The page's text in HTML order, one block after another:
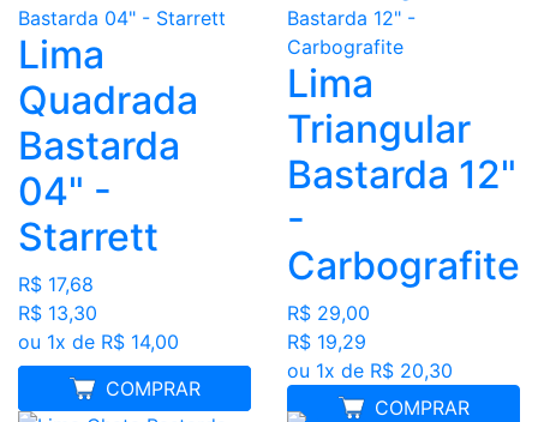
Lima
Quadrada
Bastarda
04" -
Starrett
R$ 17,68
R$ 13,30
ou 1x de R$ 14,00
COMPRAR
MELHOR PREÇO
Lima
Triangular
Bastarda 12"
-
Carbografite
R$ 29,00
R$ 19,29
ou 1x de R$ 20,30
COMPRAR